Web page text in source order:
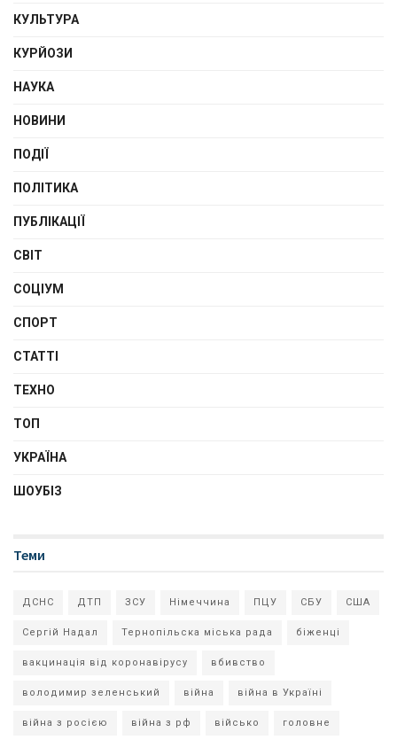
КУЛЬТУРА
КУРЙОЗИ
НАУКА
НОВИНИ
ПОДІЇ
ПОЛІТИКА
ПУБЛІКАЦІЇ
СВІТ
СОЦІУМ
СПОРТ
СТАТТІ
ТЕХНО
ТОП
УКРАЇНА
ШОУБІЗ
Теми
ДСНС ДТП ЗСУ Німеччина ПЦУ СБУ США
Сергій Надал Тернопільска міська рада біженці
вакцинація від коронавірусу вбивство
володимир зеленський війна війна в Україні
війна з росією війна з рф військо головне